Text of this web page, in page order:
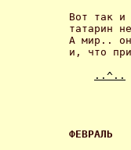
Вот так и
татарин
А мир.. он
и, что
..^..
ФЕВРАЛЬ